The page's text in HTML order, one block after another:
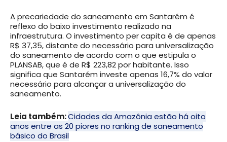
A precariedade do saneamento em Santarém é
reflexo do baixo investimento realizado na
infraestrutura. O investimento per capita é de apenas
R$ 37,35, distante do necessário para universalização
do saneamento de acordo com o que estipula o
PLANSAB, que é de R$ 223,82 por habitante. Isso
significa que Santarém investe apenas 16,7% do valor
necessário para alcançar a universalização do
saneamento.
Leia também:Cidades da Amazônia estão há oito
anos entre as 20 piores no ranking de saneamento
básico do Brasil